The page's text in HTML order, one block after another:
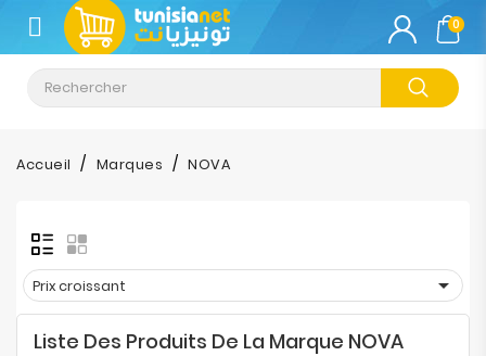
CATÉGORIE
Climatisation
Informatique
&
Tablette
Impression
0
Accueil Marques NOVA
Prix croissant 
Liste Des Produits De La Marque NOVA